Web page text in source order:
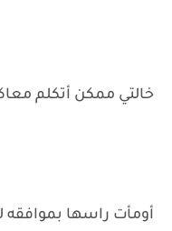
خالتي ممكن أتكلم
أومأت راسها بموافقه